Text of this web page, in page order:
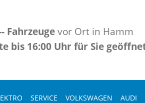
Fahrzeugevor Ort in Hamm
bis 16:00 Uhr für Sie
SERVICE VOLKSWAGEN AUDI